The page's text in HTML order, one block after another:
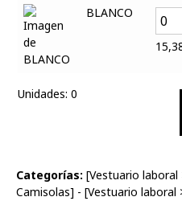
BLANCO
Unidades: 0
Categorías: [Vestuario laboral
Camisolas] - [Vestuario laboral